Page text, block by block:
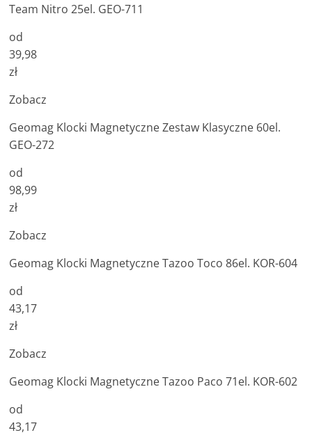
Team Nitro 25el. GEO-711
od
39,98
zł
Zobacz
Geomag Klocki Magnetyczne Zestaw Klasyczne 60el.
GEO-272
od
98,99
zł
Zobacz
Geomag Klocki Magnetyczne Tazoo Toco 86el. KOR-604
od
43,17
zł
Zobacz
Geomag Klocki Magnetyczne Tazoo Paco 71el. KOR-602
od
43,17